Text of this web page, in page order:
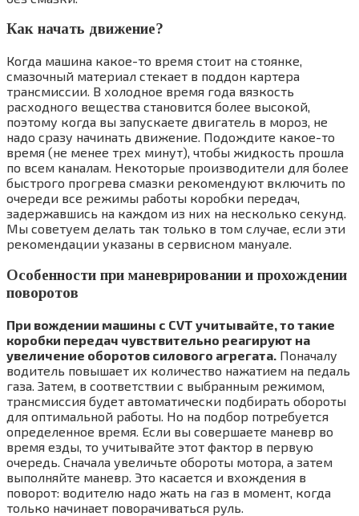
Как начать движение?
Когда машина какое-то время стоит на стоянке,
смазочный материал стекает в поддон картера
трансмиссии. В холодное время года вязкость
расходного вещества становится более высокой,
поэтому когда вы запускаете двигатель в мороз, не
надо сразу начинать движение. Подождите какое-то
время (не менее трех минут), чтобы жидкость прошла
по всем каналам. Некоторые производители для более
быстрого прогрева смазки рекомендуют включить по
очереди все режимы работы коробки передач,
задержавшись на каждом из них на несколько секунд.
Мы советуем делать так только в том случае, если эти
рекомендации указаны в сервисном мануале.
Особенности при маневрировании и прохождении
поворотов
При вождении машины с CVT учитывайте, то такие
коробки передач чувствительно реагируют на
увеличение оборотов силового агрегата. Поначалу
водитель повышает их количество нажатием на педаль
газа. Затем, в соответствии с выбранным режимом,
трансмиссия будет автоматически подбирать обороты
для оптимальной работы. Но на подбор потребуется
определенное время. Если вы совершаете маневр во
время езды, то учитывайте этот фактор в первую
очередь. Сначала увеличьте обороты мотора, а затем
выполняйте маневр. Это касается и вхождения в
поворот: водителю надо жать на газ в момент, когда
только начинает поворачиваться руль.